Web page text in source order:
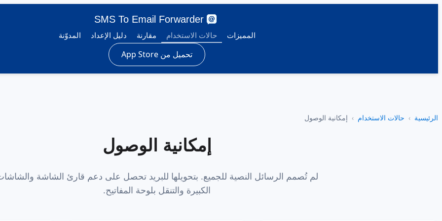
SMS To Email Forwarder
المميزات حالات الاستخدام مقارنة دليل الإعداد المدوّنة
تحميل من App Store
الرئيسية حالات الاستخدام إمكانية الوصول
إمكانية الوصول
لم تُصمم الرسائل النصية للجميع. بتحويلها للبريد تحصل على دعم قارئ الشاشة
الكبيرة والتنقل بلوحة المفاتيح.